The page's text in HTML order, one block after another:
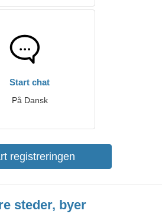
Start chat
På Dansk
registreringen
steder, byer